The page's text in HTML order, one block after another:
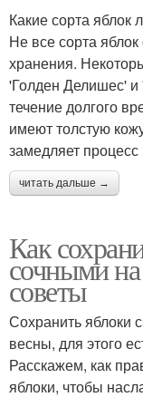
Какие сорта яблок
Не все сорта
хранения.
'Голден Делишес'
течение долгого
имеют толстую
замедляет процесс
читать дальше →
Как
сочными
советы
Сохранить яблоки
весны, для этого
Расскажем, как
яблоки, чтобы